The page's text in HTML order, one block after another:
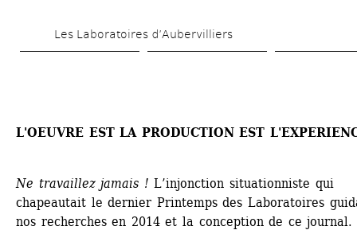
to
Les Laboratoires d’Aubervilliers
L'OEUVRE EST LA PRODUCTION EST
Ne travaillez jamais ! L’injonction situationniste qui
chapeautait le dernier Printemps des Laboratoires
nos recherches en 2014 et la conception de ce journal.